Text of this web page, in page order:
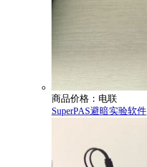
商品价格：电联
SuperPAS避暗实验软件